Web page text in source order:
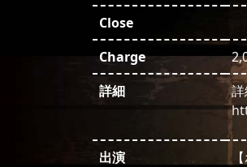
Close
Charge
詳細
出演